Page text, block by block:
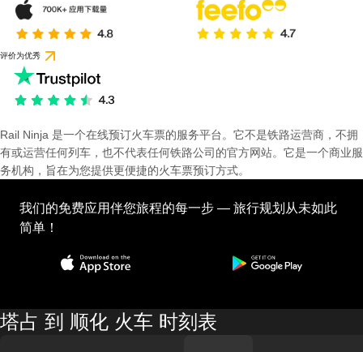
评价为优秀
Rail Ninja 是一个在线预订火车票的服务平台。它不是铁路运营商，不拥
有或运营任何列车，也不代表任何铁路公司的官方网站。它是一个商业服
务机构，旨在为您提供更便捷的火车票预订方式。
我们的免费应用伴您旅程的每一步 — 旅行规划从未如此
简单！
塔占 到 顺化 火车 时刻表